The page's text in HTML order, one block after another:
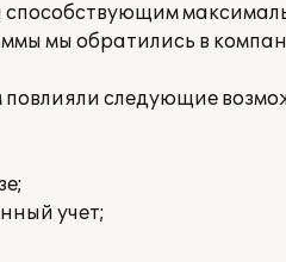
мы обратились в
следующие
учет;